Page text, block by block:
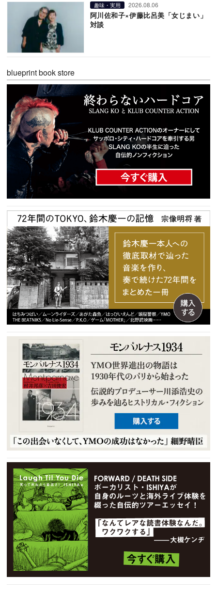
趣味・実用 2026.08.06
阿川佐和子×伊藤比呂美「女じまい」
対談
blueprint book store